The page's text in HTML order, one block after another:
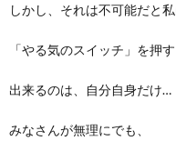
しかし、それは不可能だと私
「やる気のスイッチ」を押
出来るのは、自分自身だけ…
みなさんが無理にでも、